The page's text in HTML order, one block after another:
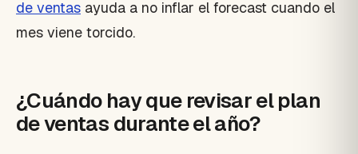
de ventas ayuda a no inflar el forecast cuando el
mes viene torcido.
¿Cuándo hay que revisar el plan
de ventas durante el año?